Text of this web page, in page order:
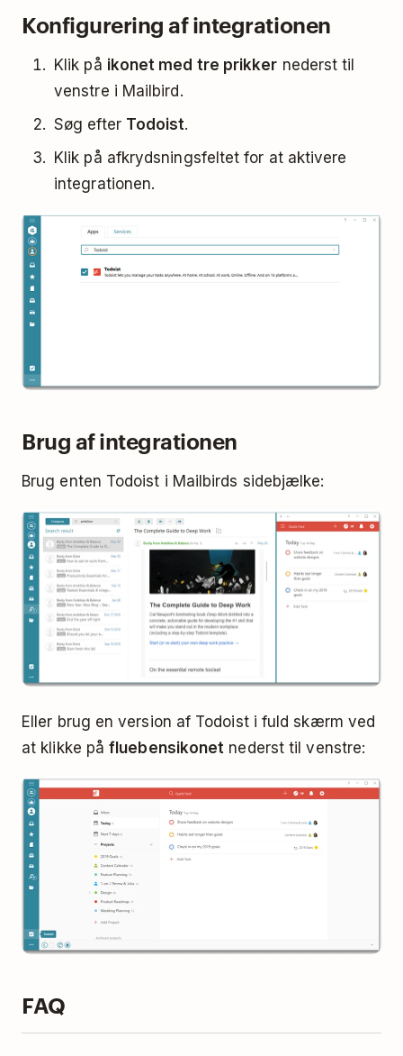
Konfigurering af integrationen
Klik på ikonet med tre prikker nederst til
venstre i Mailbird.
Søg efter Todoist.
Klik på afkrydsningsfeltet for at aktivere
integrationen.
Brug af integrationen
Brug enten Todoist i Mailbirds sidebjælke:
Eller brug en version af Todoist i fuld skærm ved
at klikke påfluebensikonet nederst til venstre:
FAQ